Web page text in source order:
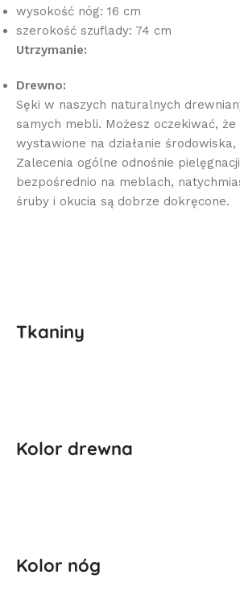
wysokość nóg: 16 cm
szerokość szuflady: 74 cm
Utrzymanie:
Drewno:
Sęki w naszych naturalnych
samych mebli. Możesz oczekiwać,
wystawione na działanie
Zalecenia ogólne odnośnie
bezpośrednio na meblach,
śruby i okucia są dobrze dokręcone.
Tkaniny
Kolor drewna
Kolor nóg